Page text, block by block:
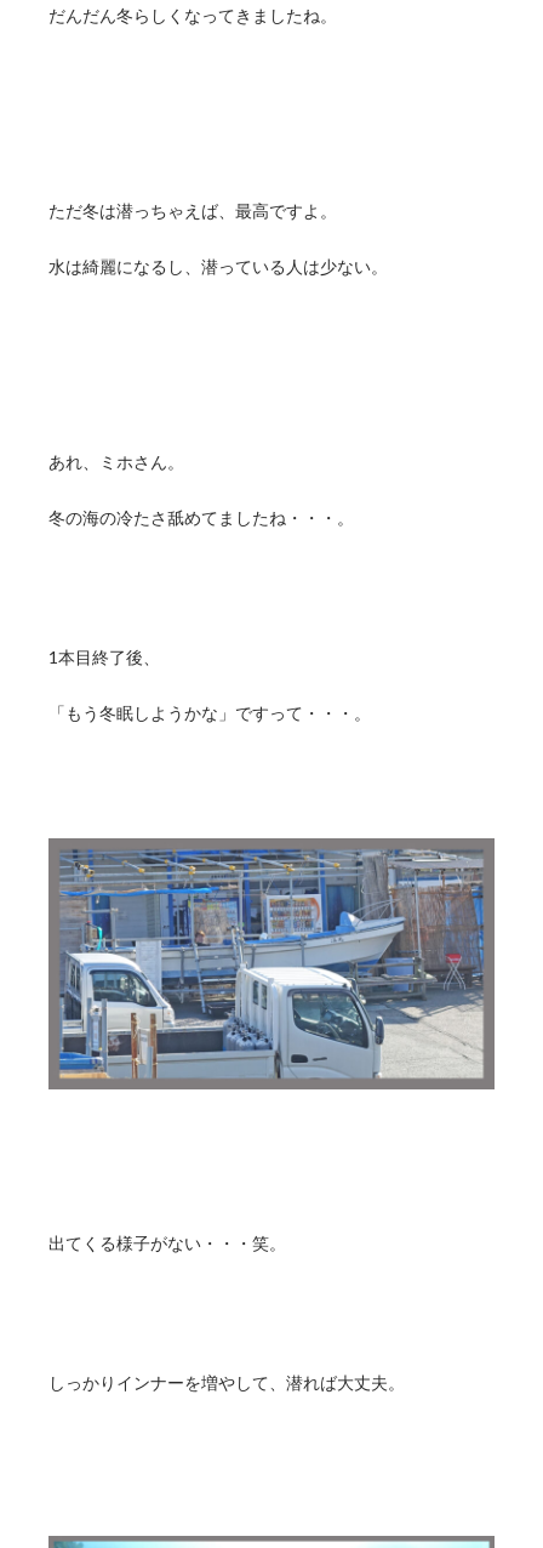
だんだん冬らしくなってきましたね。
ただ冬は潜っちゃえば、最高ですよ。
水は綺麗になるし、潜っている人は少ない。
あれ、ミホさん。
冬の海の冷たさ舐めてましたね・・・。
1本目終了後、
「もう冬眠しようかな」ですって・・・。
出てくる様子がない・・・笑。
しっかりインナーを増やして、潜れば大丈夫。